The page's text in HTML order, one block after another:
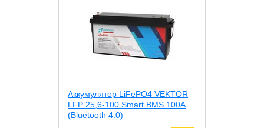
Аккумулятор LiFePO4 VEKTOR
LFP 25,6-100 Smart BMS 100A
(Bluetooth 4.0)